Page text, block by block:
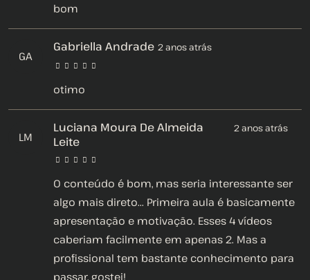
bom
GA
Gabriella Andrade 2 anos atrás
otimo
LM
Luciana Moura De Almeida
Leite
2 anos atrás
O conteúdo é bom, mas seria interessante ser
algo mais direto... Primeira aula é basicamente
apresentação e motivação. Esses 4 vídeos
caberiam facilmente em apenas 2. Mas a
profissional tem bastante conhecimento para
passar, gostei!